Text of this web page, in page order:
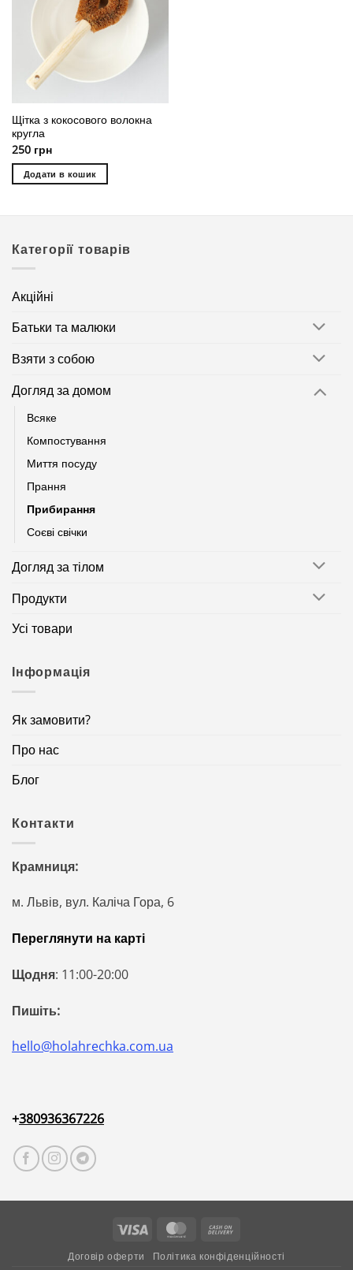
Щітка з кокосового волокна
кругла
250 грн
Додати в кошик
Категорії товарів
Акційні
Батьки та малюки
Взяти з собою
Догляд за домом
Всяке
Компостування
Миття посуду
Прання
Прибирання
Соєві свічки
Догляд за тілом
Продукти
Усі товари
Інформація
Як замовити?
Про нас
Блог
Контакти
Крамниця:
м. Львів, вул. Каліча Гора, 6
Переглянути на карті
Щодня: 11:00-20:00
Пишіть:
hello@holahrechka.com.ua
+380936367226
Visa MasterCard
Delivery
Договір оферти Політика конфіденційності